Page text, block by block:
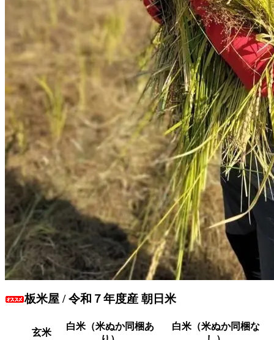
板米屋 / 令和７年度産 朝日米
玄米
白米（米ぬか同梱あ
白米（米ぬか同梱な